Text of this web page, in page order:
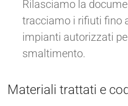
Rilasciamo la
tracciamo i rifiuti fino
impianti autorizzati
smaltimento.
Materiali trattati e